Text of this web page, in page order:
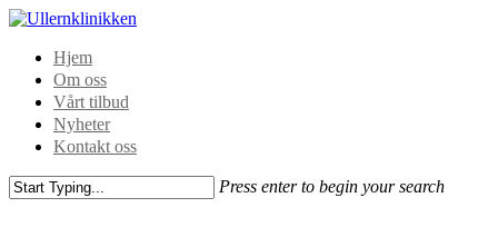
Hjem
Om oss
Vårt tilbud
Nyheter
Kontakt oss
Press enter to begin your search